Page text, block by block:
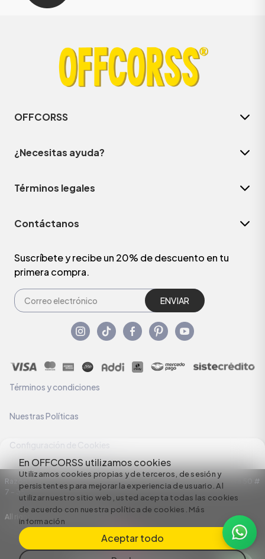
En OFFCORSS utilizamos cookies
Utilizamos cookies propias y de terceros, de sesión y
persistentes para mejorar la experiencia de usuario. Al
utilizar nuestro sitio web, usted acepta todas las cookies
de acuerdo con nuestra política de cookies. Más
información
Aceptar todo
OFFCORSS
¿Necesitas ayuda?
Términos legales
Contáctanos
Suscríbete y recibe un 20% de descuento en tu
primera compra.
ENVIAR
Términos y condiciones
Nuestras Políticas
Configuración de Cookies
Razón Social: C.I HERMECO S.A. NIT: 890924167-6 Dirección: Carrera 50 #
7 – 35
All rights reserved empowered by